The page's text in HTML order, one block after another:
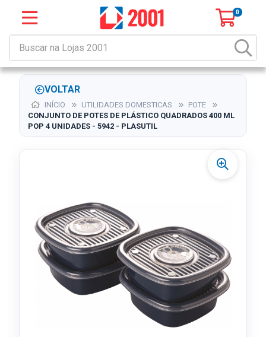
0
VOLTAR
INÍCIO UTILIDADES DOMESTICAS
POTE
CONJUNTO DE POTES DE PLÁSTICO QUADRADOS 400 ML
POP 4 UNIDADES - 5942 - PLASUTIL